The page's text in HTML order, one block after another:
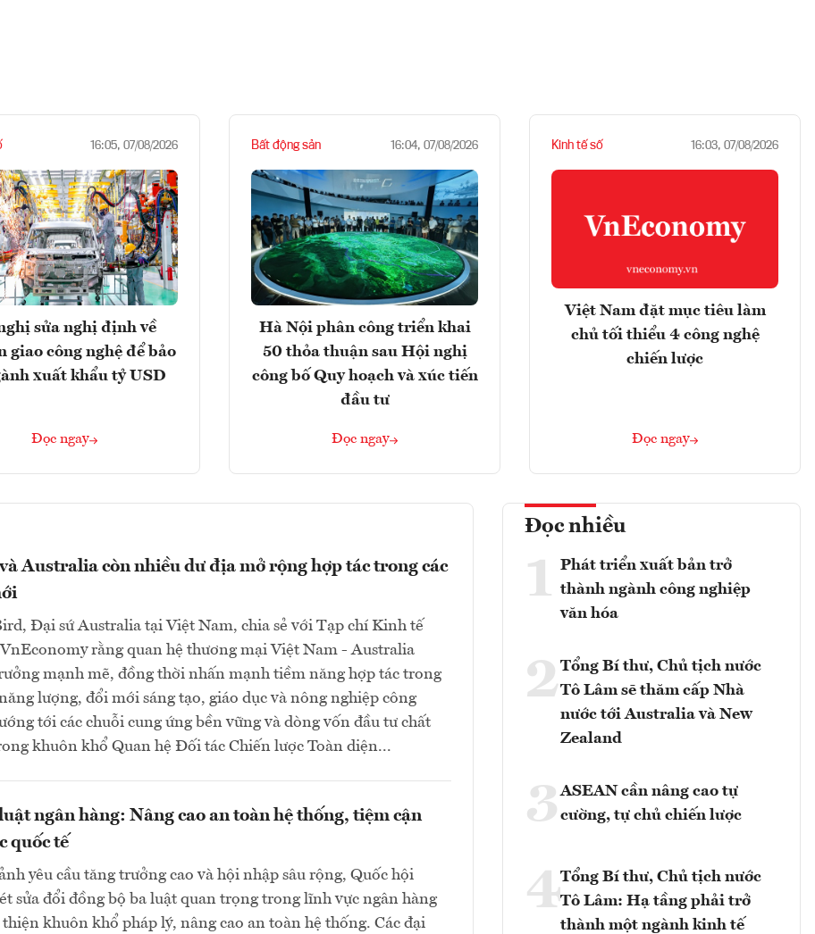
16:05, 07/08/2026
sửa nghị định về
giao công nghệ để bảo
xuất khẩu tỷ USD
Đọc ngay
Bất động sản 16:04, 07/08/2026
Hà Nội phân công triển khai
50 thỏa thuận sau Hội nghị
công bố Quy hoạch và xúc tiến
đầu tư
Đọc ngay
Kinh tế số 16:03, 07/08/2026
Việt Nam đặt mục tiêu làm
chủ tối thiểu 4 công nghệ
chiến lược
Đọc ngay
Australia còn nhiều dư địa mở rộng hợp tác trong các
Đại sứ Australia tại Việt Nam, chia sẻ với Tạp chí Kinh tế
rằng quan hệ thương mại Việt Nam - Australia
mạnh mẽ, đồng thời nhấn mạnh tiềm năng hợp tác trong
lượng, đổi mới sáng tạo, giáo dục và nông nghiệp công
tới các chuỗi cung ứng bền vững và dòng vốn đầu tư chất
khuôn khổ Quan hệ Đối tác Chiến lược Toàn diện...
ngân hàng: Nâng cao an toàn hệ thống, tiệm cận
quốc tế
yêu cầu tăng trưởng cao và hội nhập sâu rộng, Quốc hội
sửa đổi đồng bộ ba luật quan trọng trong lĩnh vực ngân hàng
khuôn khổ pháp lý, nâng cao an toàn hệ thống. Các đại
Đọc nhiều
1 Phát triển xuất bản trở
thành ngành công nghiệp
văn hóa
2Tổng Bí thư, Chủ tịch nước
Tô Lâm sẽ thăm cấp Nhà
nước tới Australia và New
Zealand
3 ASEAN cần nâng cao tự
cường, tự chủ chiến lược
4Tổng Bí thư, Chủ tịch nước
Tô Lâm: Hạ tầng phải trở
thành một ngành kinh tế